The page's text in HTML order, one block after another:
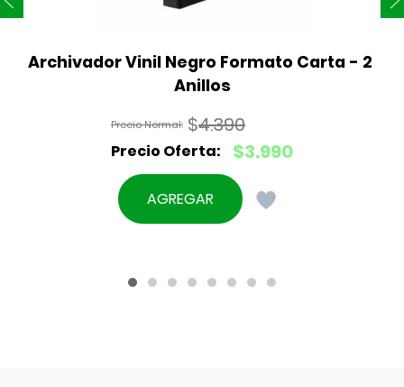
Archivador Vinil Negro Formato Carta - 2
Anillos
$4.390
El
precio
original
$3.990
El
precio
actual
AGREGAR